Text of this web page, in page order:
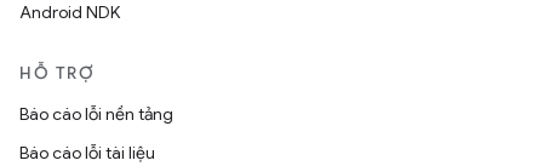
Android NDK
HỖ TRỢ
Báo cáo lỗi nền tảng
Báo cáo lỗi tài liệu